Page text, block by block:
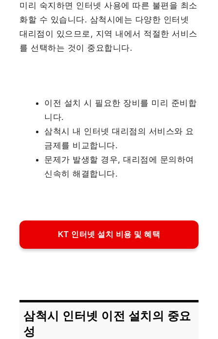
미리 숙지하면 인터넷 사용에 따른 불편을 최소
화할 수 있습니다. 삼척시에는 다양한 인터넷
대리점이 있으므로, 지역 내에서 적절한 서비스
를 선택하는 것이 중요합니다.
이전 설치 시 필요한 장비를 미리 준비합
니다.
삼척시 내 인터넷 대리점의 서비스와 요
금제를 비교합니다.
문제가 발생할 경우, 대리점에 문의하여
신속히 해결합니다.
KT 인터넷 설치 비용 및 혜택
삼척시 인터넷 이전 설치의 중요
성